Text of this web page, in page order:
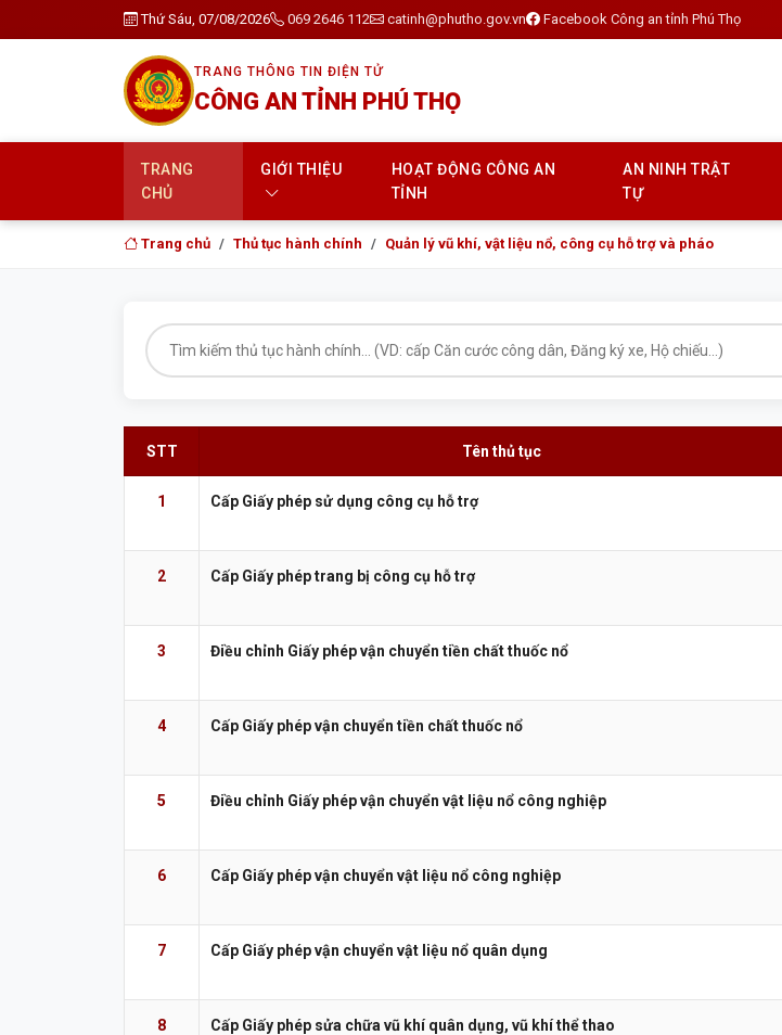
Thứ Sáu, 07/08/2026 069 2646 112 catinh@phutho.gov.vn Facebook Công an tỉnh Phú Thọ
TRANG THÔNG TIN ĐIỆN TỬ
CÔNG AN TỈNH PHÚ THỌ
TRANG
CHỦ
GIỚI THIỆU
HOẠT ĐỘNG CÔNG AN
TỈNH
AN NINH TRẬT
TỰ
Trang chủ Thủ tục hành chính Quản lý vũ khí, vật liệu nổ, công cụ hỗ trợ và pháo
STT Tên thủ tục
1 Cấp Giấy phép sử dụng công cụ hỗ trợ
2 Cấp Giấy phép trang bị công cụ hỗ trợ
3 Điều chỉnh Giấy phép vận chuyển tiền chất thuốc nổ
4 Cấp Giấy phép vận chuyển tiền chất thuốc nổ
5 Điều chỉnh Giấy phép vận chuyển vật liệu nổ công nghiệp
6 Cấp Giấy phép vận chuyển vật liệu nổ công nghiệp
7 Cấp Giấy phép vận chuyển vật liệu nổ quân dụng
8 Cấp Giấy phép sửa chữa vũ khí quân dụng, vũ khí thể thao